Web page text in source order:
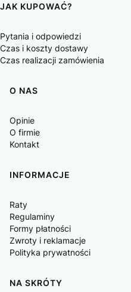
JAK KUPOWAĆ?
Pytania i odpowiedzi
Czas i koszty dostawy
Czas realizacji zamówienia
O NAS
Opinie
O firmie
Kontakt
INFORMACJE
Raty
Regulaminy
Formy płatności
Zwroty i reklamacje
Polityka prywatności
NA SKRÓTY